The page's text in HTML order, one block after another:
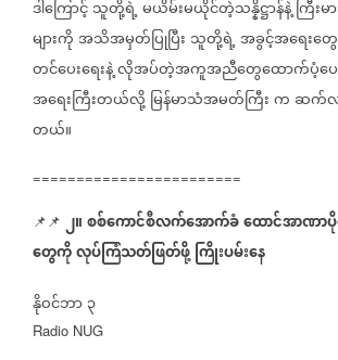
ဒါကြောင့်သူတို့ရဲ့မယိမ်းမယိုင်တဲ့သန္နိဋ္ဌာန်နဲ့ကြီး
များကိုအသိအမှတ်ပြုပြီး သူတို့ရဲ့အခွင့်အရေးတွ
တင်ပေးရေးနဲ့လိုအပ်တဲ့အကူအညီတွေထောက်ပံ့ပေ
အရေးကြီးတယ်လို့မြန်မာသံအမတ်ကြီးကဆက်လ
တယ်။
========================
📌📌 ၂။စစ်ကောင်စီလက်အောက်ခံထောင်အာဏာ
တွေကိုလုပ်ကြံသတ်ဖြတ်ဖို့ကြိုးပမ်းနေ
နိုဝင်ဘာ၃
Radio NUG